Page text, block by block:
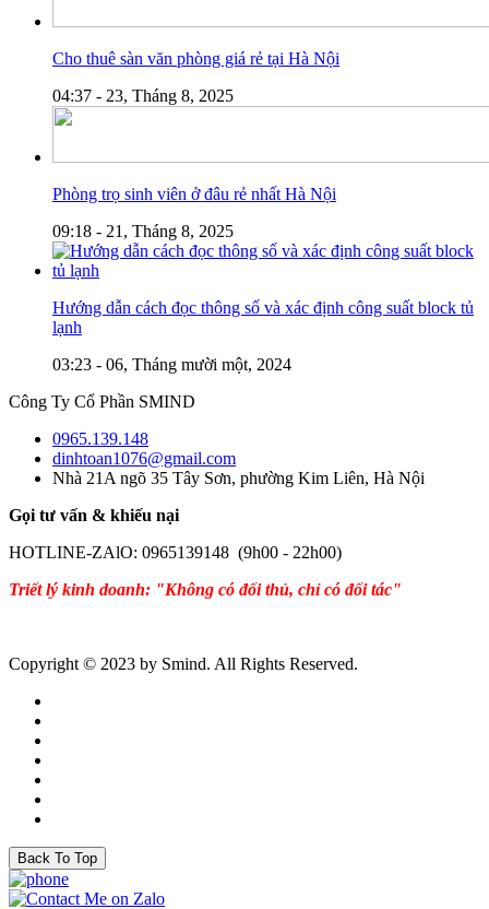
Cho thuê sàn văn phòng giá rẻ tại Hà Nội
04:37 - 23, Tháng 8, 2025
Phòng trọ sinh viên ở đâu rẻ nhất Hà Nội
09:18 - 21, Tháng 8, 2025
Hướng dẫn cách đọc thông số và xác định công suất block tủ
lạnh
03:23 - 06, Tháng mười một, 2024
Công Ty Cổ Phần SMIND
0965.139.148
dinhtoan1076@gmail.com
Nhà 21A ngõ 35 Tây Sơn, phường Kim Liên, Hà Nội
Gọi tư vấn & khiếu nại
HOTLINE-ZAlO: 0965139148 (9h00 - 22h00)
Triết lý kinh doanh: "Không có đối thủ, chỉ có đối tác"
Copyright © 2023 by Smind. All Rights Reserved.
Back To Top